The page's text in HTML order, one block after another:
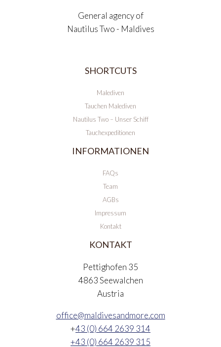
General agency of
Nautilus Two - Maldives
SHORTCUTS
Malediven
Tauchen Malediven
Nautilus Two – Unser Schiff
Tauchexpeditionen
INFORMATIONEN
FAQs
Team
AGBs
Impressum
Kontakt
KONTAKT
Pettighofen 35
4863 Seewalchen
Austria
office@maldivesandmore.com
+43 (0) 664 2639 314
+43 (0) 664 2639 315